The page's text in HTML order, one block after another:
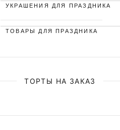
УКРАШЕНИЯ ДЛЯ ПРАЗДНИКА
ТОВАРЫ ДЛЯ ПРАЗДНИКА
ТОРТЫ НА ЗАКАЗ